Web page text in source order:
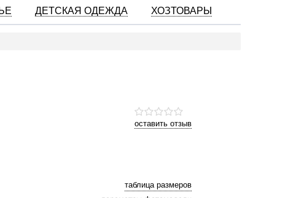
ДЕТСКАЯ ОДЕЖДА ХОЗТОВАРЫ
оставить отзыв
таблица размеров